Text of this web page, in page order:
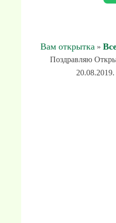
Вам открытка »
Поздравляю